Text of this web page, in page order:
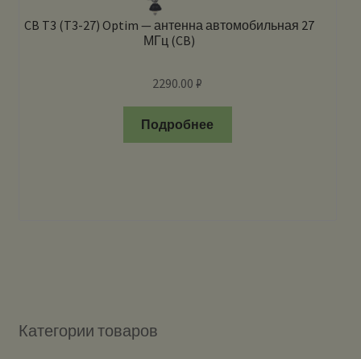
CB T3 (T3-27) Optim — антенна автомобильная 27
МГц (CB)
2290.00₽
Подробнее
Категории товаров